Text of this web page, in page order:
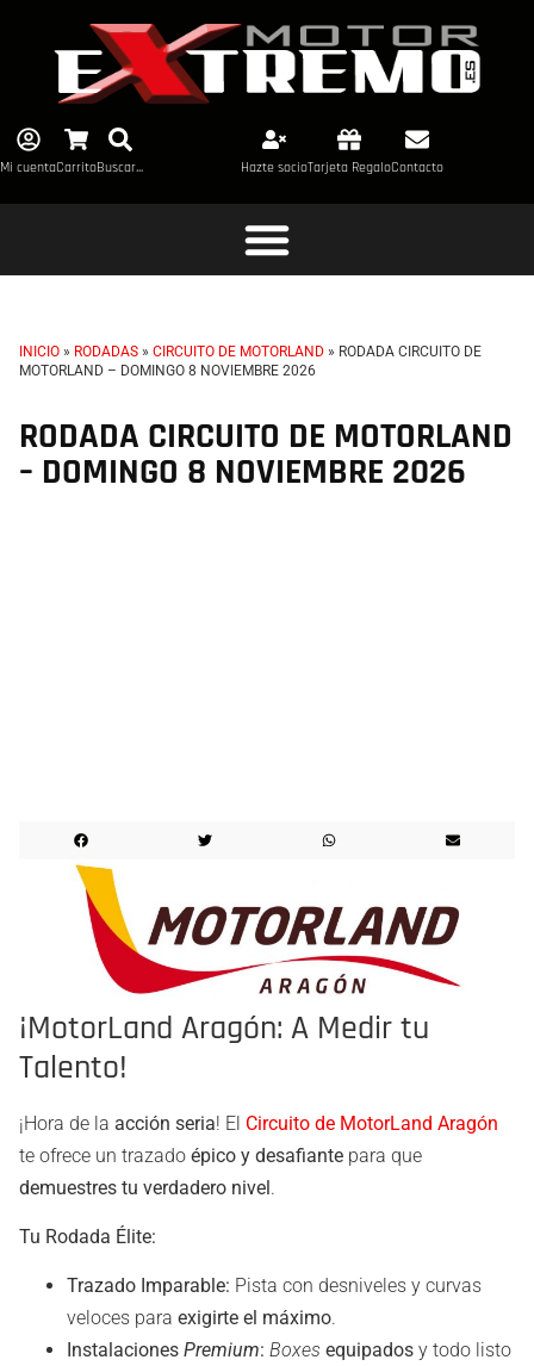
Mi cuentaCarritoBuscar... Hazte socioTarjeta RegaloContacto
INICIO » RODADAS » CIRCUITO DE MOTORLAND » RODADA CIRCUITO DE
MOTORLAND – DOMINGO 8 NOVIEMBRE 2026
RODADA CIRCUITO DE MOTORLAND
– DOMINGO 8 NOVIEMBRE 2026
¡MotorLand Aragón: A Medir tu
Talento!
¡Hora de la acción seria! El Circuito de MotorLand Aragón
te ofrece un trazado épico y desafiante para que
demuestres tu verdadero nivel.
Tu Rodada Élite:
Trazado Imparable: Pista con desniveles y curvas
veloces para exigirte el máximo.
Instalaciones Premium: Boxes equipados y todo listo